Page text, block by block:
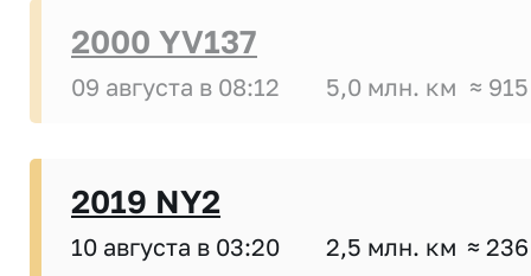
2000 YV137
09 августа в 08:12 5,0 млн. км ≈
2019 NY2
10 августа в 03:20 2,5 млн. км ≈